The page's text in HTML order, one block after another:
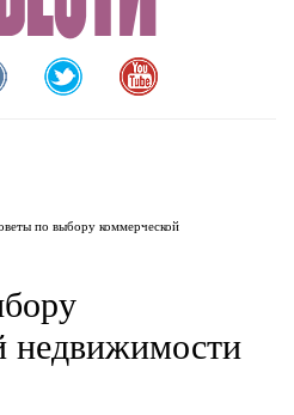
по выбору коммерческой
недвижимости